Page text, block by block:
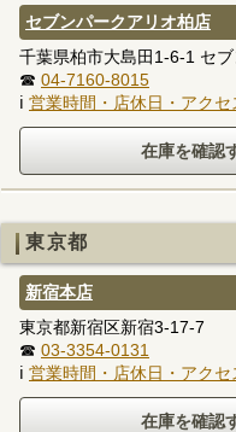
セブンパークアリオ柏店
千葉県柏市大島田1-6-1 セ
☎ 04-7160-8015
ℹ 営業時間・店休日・アクセ
東京都
新宿本店
東京都新宿区新宿3-17-7
☎ 03-3354-0131
ℹ 営業時間・店休日・アクセ